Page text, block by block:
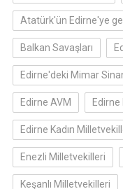
Atatürk'ün Edirne'ye
Balkan Savaşları
Edirne'deki Mimar
Edirne AVM Edirne
Edirne Kadın
Enezli Milletvekilleri
Keşanlı Milletvekilleri